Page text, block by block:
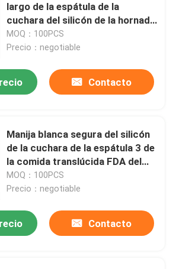
largo de la espátula de la
cuchara del silicón de la hornada
alto
MOQ：100PCS
Precio：negotiable
Contacto
Manija blanca segura del silicón
de la cuchara de la espátula 3 de
la comida translúcida FDA del
PCS
MOQ：100PCS
Precio：negotiable
Contacto